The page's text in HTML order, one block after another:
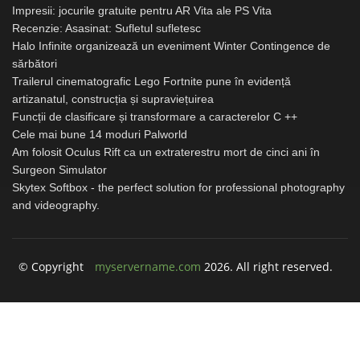
Impresii: jocurile gratuite pentru AR Vita ale PS Vita
Recenzie: Asasinat: Sufletul sufletesc
Halo Infinite organizează un eveniment Winter Contingence de
sărbători
Trailerul cinematografic Lego Fortnite pune în evidență
artizanatul, construcția și supraviețuirea
Funcții de clasificare și transformare a caracterelor C ++
Cele mai bune 14 moduri Palworld
Am folosit Oculus Rift ca un extraterestru mort de cinci ani în
Surgeon Simulator
Skytex Softbox - the perfect solution for professional photography
and videography.
© Copyright myservername.com 2026. All right reserved.